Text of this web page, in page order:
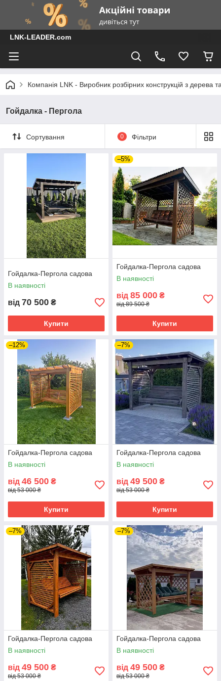
LNK-LEADER.com
Компанія LNK - Виробник розбірних конструкцій з дерева
Гойдалка - Пергола
Сортування 0 Фільтри
Гойдалка-Пергола садова
В наявності
від 70 500 ₴
Купити
–5%
Гойдалка-Пергола садова
В наявності
від 85 000 ₴
від 89 500 ₴
Купити
–12%
Гойдалка-Пергола садова
В наявності
від 46 500 ₴
від 53 000 ₴
Купити
–7%
Гойдалка-Пергола садова
В наявності
від 49 500 ₴
від 53 000 ₴
Купити
–7%
Гойдалка-Пергола садова
В наявності
від 49 500 ₴
від 53 000 ₴
–7%
Гойдалка-Пергола садова
В наявності
від 49 500 ₴
від 53 000 ₴